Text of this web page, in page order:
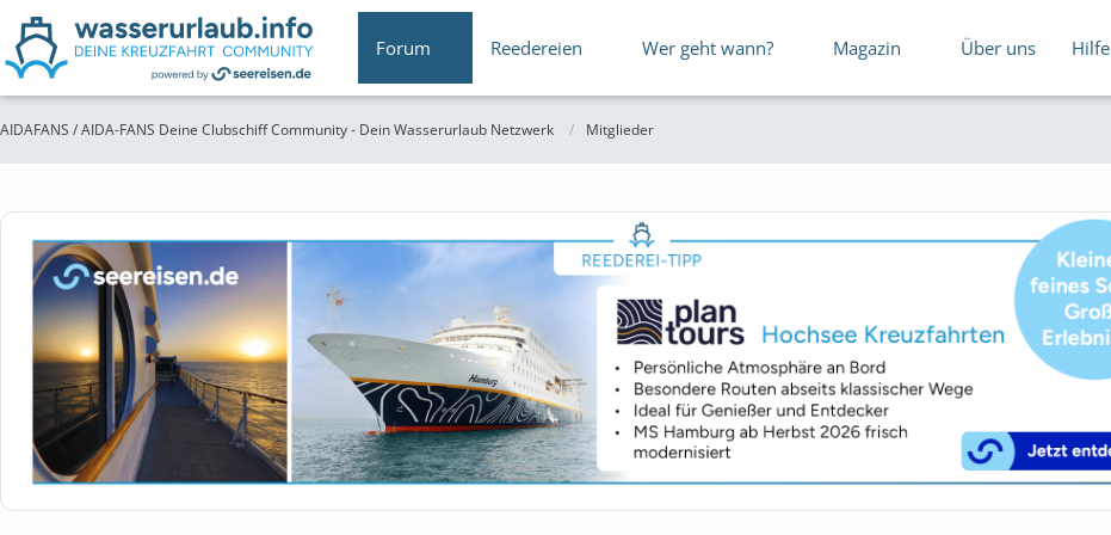
Forum Reedereien Wer geht wann? Magazin Über uns Hilfe
AIDAFANS / AIDA-FANS Deine Clubschiff Community - Dein Wasserurlaub Netzwerk Mitglieder